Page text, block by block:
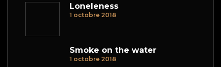
Loneleness
1 octobre 2018
Smoke on the water
1 octobre 2018